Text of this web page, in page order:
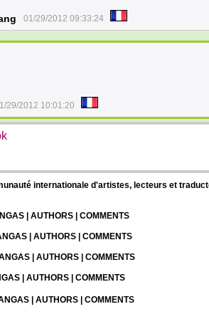
01/29/2012 09:33:24
29/2012 10:01:20
internationale d'artistes, lecteurs et
| AUTHORS | COMMENTS
| AUTHORS | COMMENTS
| AUTHORS | COMMENTS
| AUTHORS | COMMENTS
| AUTHORS | COMMENTS